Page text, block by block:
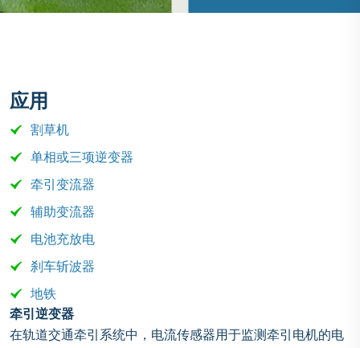
应用
割草机
单相或三项逆变器
牵引变流器
辅助变流器
电池充放电
刹车斩波器
地铁
牵引逆变器
在轨道交通牵引系统中，电流传感器用于监测牵引电机的电